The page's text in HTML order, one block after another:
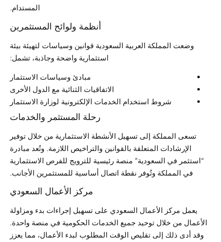
المستدام.
أنظمة ولوائح المستثمرين
وضعت المملكة العربية السعودية قوانين وسياسات لتهيئة بيئة
استثمارية واضحة وجاذبة، تشمل:
مبادئ وسياسات الاستثمار
الاتفاقيات الثنائية مع الدول الأخرى
شروط استخدام الخدمات الإلكترونية لوزارة الاستثمار
رحلة المستثمر والخدمات
تسعى المملكة إلى تسهيل الأنشطة الاستثمارية من خلال توفير
الإرشادات المتعلقة بالقوانين والتراخيص اللازمة. وتُعد مبادرة
“استثمر في السعودية” منصة رئيسية للترويج للفرص الاستثمارية
في المملكة وتُوفر نقطة اتصال أساسية للمستثمرين الأجانب.
مركز الأعمال السعودي
يعمل مركز الأعمال السعودي على تسهيل إجراءات بدء ومزاولة
الأعمال من خلال توحيد جميع الخدمات الحكومية في منصة واحدة.
وقد أدى ذلك إلى تقليص الوقت المطلوب لبدء الأعمال، مما يعزز